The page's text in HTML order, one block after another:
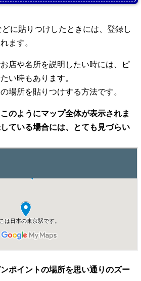
に貼りつけしたときには、登録し
ます。
店や名所を説明したい時には、ピ
い時もあります。
場所を貼りつけする方法です。
のようにマップ全体が表示されま
ている場合には、とても見づらい
ポイントの場所を思い通りのズー